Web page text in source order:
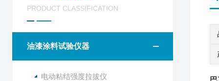
PRODUCT CLASSIFICATION
油漆涂料试验仪器
电动粘结强度拉拔仪